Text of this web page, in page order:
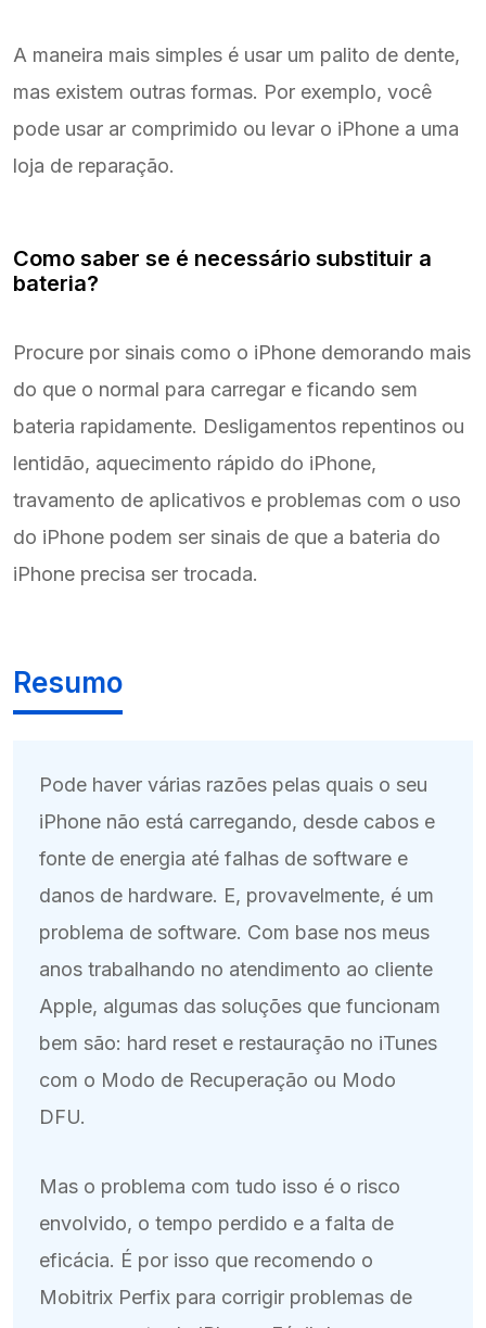
A maneira mais simples é usar um palito de dente,
mas existem outras formas. Por exemplo, você
pode usar ar comprimido ou levar o iPhone a uma
loja de reparação.
Como saber se é necessário substituir a
bateria?
Procure por sinais como o iPhone demorando mais
do que o normal para carregar e ficando sem
bateria rapidamente. Desligamentos repentinos ou
lentidão, aquecimento rápido do iPhone,
travamento de aplicativos e problemas com o uso
do iPhone podem ser sinais de que a bateria do
iPhone precisa ser trocada.
Resumo
Pode haver várias razões pelas quais o seu
iPhone não está carregando, desde cabos e
fonte de energia até falhas de software e
danos de hardware. E, provavelmente, é um
problema de software. Com base nos meus
anos trabalhando no atendimento ao cliente
Apple, algumas das soluções que funcionam
bem são: hard reset e restauração no iTunes
com o Modo de Recuperação ou Modo
DFU.
Mas o problema com tudo isso é o risco
envolvido, o tempo perdido e a falta de
eficácia. É por isso que recomendo o
Mobitrix Perfix para corrigir problemas de